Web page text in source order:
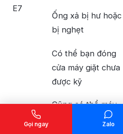
E7
Ống xả bị hư hoặc
bị nghẹt
Có thể bạn đóng
cửa máy giặt chưa
được kỹ
Cũng có thể máy
được đặt không cân
Gọi ngay Zalo